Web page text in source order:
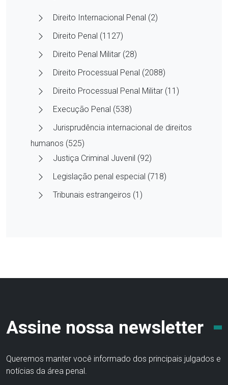
Direito Internacional Penal (2)
Direito Penal (1127)
Direito Penal Militar (28)
Direito Processual Penal (2088)
Direito Processual Penal Militar (11)
Execução Penal (538)
Jurisprudência internacional de direitos
humanos (525)
Justiça Criminal Juvenil (92)
Legislação penal especial (718)
Tribunais estrangeiros (1)
Assine nossa newsletter
Queremos manter você informado dos principais julgados e
notícias da área penal.